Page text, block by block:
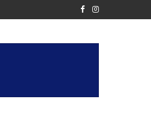
APPLE RIVELA IL CHIP M2